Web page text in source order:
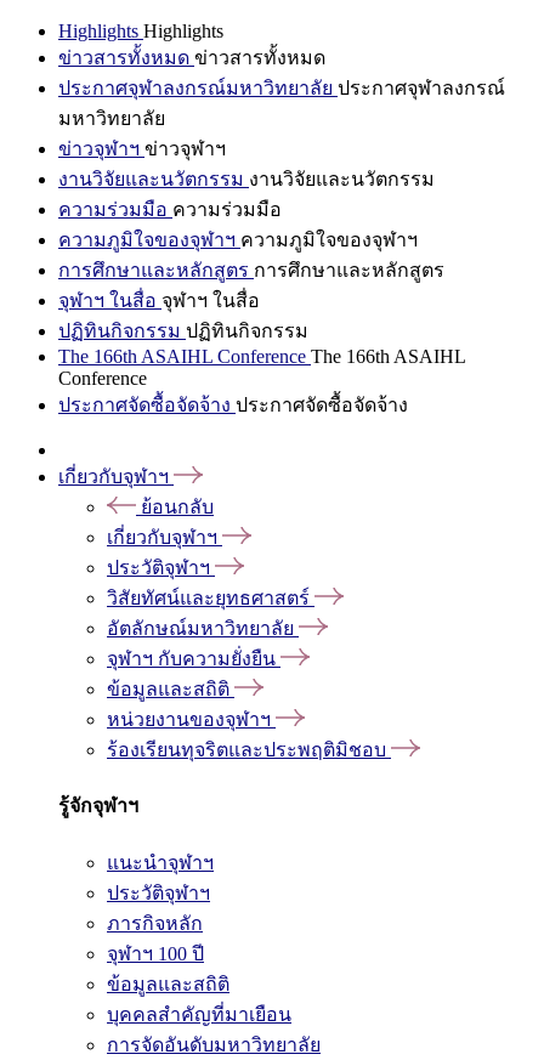
Highlights Highlights
ข่าวสารทั้งหมด ข่าวสารทั้งหมด
ประกาศจุฬาลงกรณ์มหาวิทยาลัย ประกาศจุฬาลงกรณ์
มหาวิทยาลัย
ข่าวจุฬาฯ ข่าวจุฬาฯ
งานวิจัยและนวัตกรรม งานวิจัยและนวัตกรรม
ความร่วมมือ ความร่วมมือ
ความภูมิใจของจุฬาฯ ความภูมิใจของจุฬาฯ
การศึกษาและหลักสูตร การศึกษาและหลักสูตร
จุฬาฯ ในสื่อ จุฬาฯ ในสื่อ
ปฏิทินกิจกรรม ปฏิทินกิจกรรม
The 166th ASAIHL Conference The 166th ASAIHL
Conference
ประกาศจัดซื้อจัดจ้าง ประกาศจัดซื้อจัดจ้าง
เกี่ยวกับจุฬาฯ
ย้อนกลับ
เกี่ยวกับจุฬาฯ
ประวัติจุฬาฯ
วิสัยทัศน์และยุทธศาสตร์
อัตลักษณ์มหาวิทยาลัย
จุฬาฯ กับความยั่งยืน
ข้อมูลและสถิติ
หน่วยงานของจุฬาฯ
ร้องเรียนทุจริตและประพฤติมิชอบ
รู้จักจุฬาฯ
แนะนำจุฬาฯ
ประวัติจุฬาฯ
ภารกิจหลัก
จุฬาฯ 100 ปี
ข้อมูลและสถิติ
บุคคลสำคัญที่มาเยือน
การจัดอันดับมหาวิทยาลัย